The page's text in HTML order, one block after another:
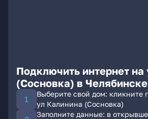
Подключить интернет на
(Сосновка) в Челябинске
Выберите свой дом: кликните
ул Калинина (Сосновка)
Заполните данные: в